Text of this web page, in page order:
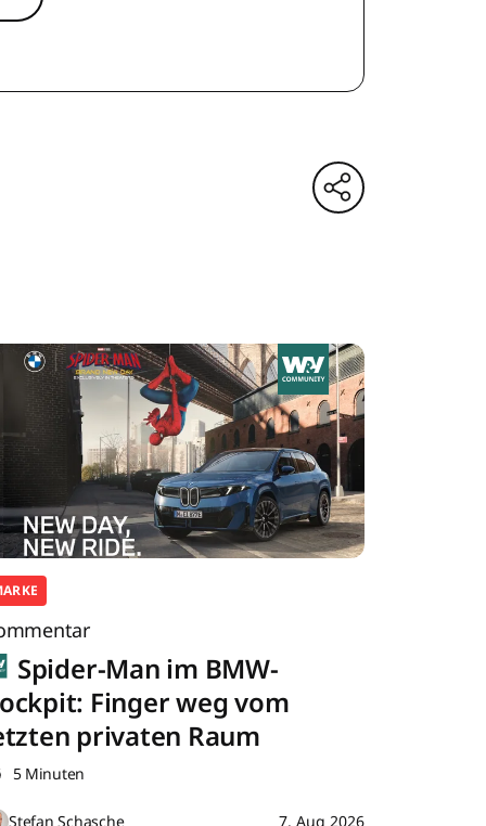
Spider-Man im BMW-
Finger weg vom
privaten Raum
5 Minuten
Stefan Schasche 7. Aug 2026